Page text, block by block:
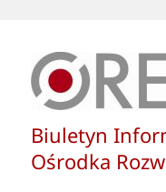
Biuletyn
Ośrodka